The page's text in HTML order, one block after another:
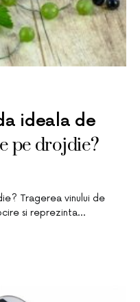
ideala de
pe drojdie?
Tragerea vinului de
si reprezinta…